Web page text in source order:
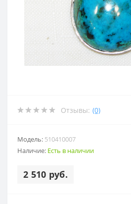
Отзывы: (0)
Модель: 510410007
Наличие: Есть в наличии
2 510 руб.